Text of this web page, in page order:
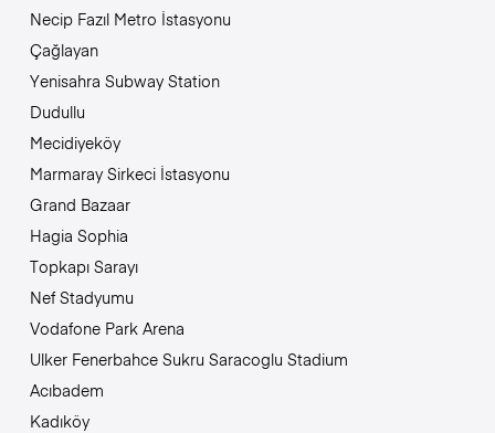
Necip Fazıl Metro İstasyonu
Çağlayan
Yenisahra Subway Station
Dudullu
Mecidiyeköy
Marmaray Sirkeci İstasyonu
Grand Bazaar
Hagia Sophia
Topkapı Sarayı
Nef Stadyumu
Vodafone Park Arena
Ulker Fenerbahce Sukru Saracoglu Stadium
Acıbadem
Kadıköy